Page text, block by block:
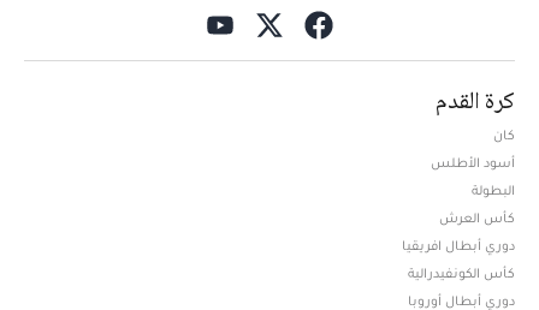
كرة القدم
كان
أسود الأطلس
البطولة
كأس العرش
دوري أبطال افريقيا
كأس الكونفيدرالية
دوري أبطال أوروبا